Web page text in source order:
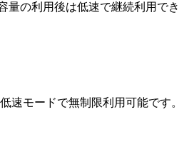
量の利用後は低速で継続利用でき
速モードで無制限利用可能です。